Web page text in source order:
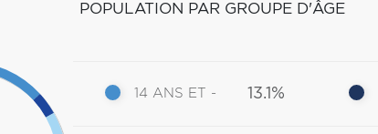
POPULATION PAR GROUPE D'ÂGE
14 ANS ET - 13.1%